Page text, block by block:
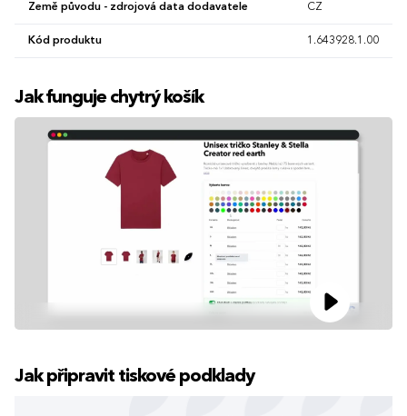
Země původu - zdrojová data dodavatele CZ
Kód produktu 1.643928.1.00
Jak funguje chytrý košík
Jak připravit tiskové podklady